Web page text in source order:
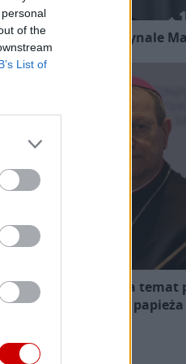
of the
List of
Kard. Ryś o kardynale
KEP na
wizyty papieża